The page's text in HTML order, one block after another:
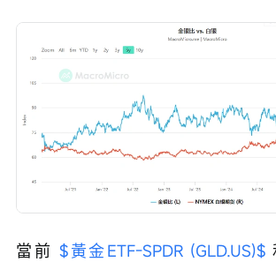
當前 $黃金ETF-SPDR (GLD.US)$